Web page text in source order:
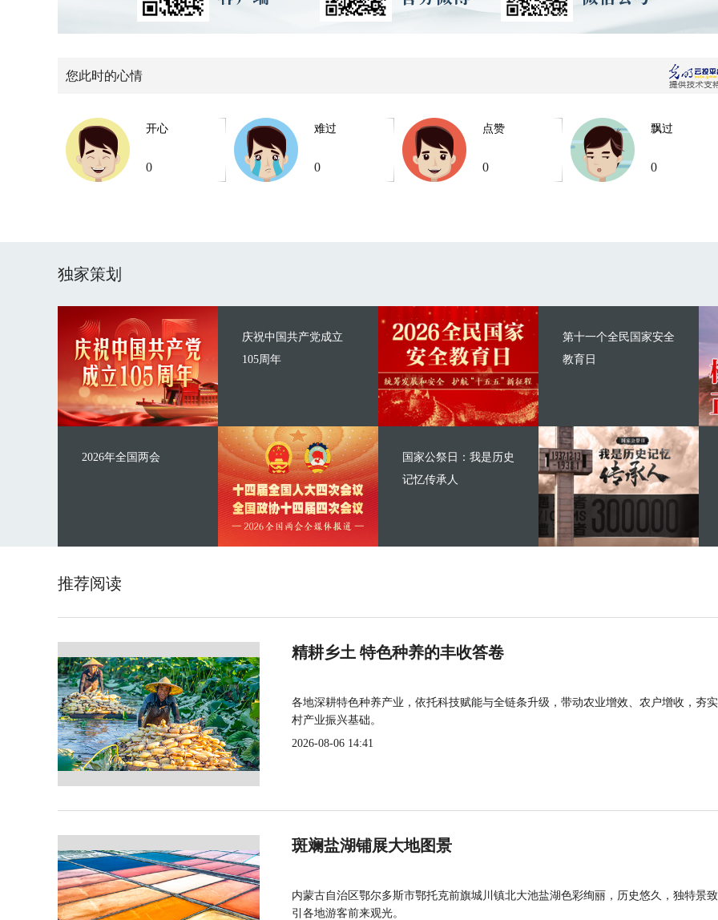
您此时的心情
开心
0
难过
0
点赞
0
飘过
0
独家策划
庆祝中国共产党成立
105周年
2026年全国两会
第十一个全民国家安全
教育日
国家公祭日：我是历史
记忆传承人
推荐阅读
精耕乡土 特色种养的丰收答卷
各地深耕特色种养产业，依托科技赋能与全链条升级，带动农业增效、农户增收，夯
村产业振兴基础。
2026-08-06 14:41
斑斓盐湖铺展大地图景
内蒙古自治区鄂尔多斯市鄂托克前旗城川镇北大池盐湖色彩绚丽，历史悠久，独特景
引各地游客前来观光。